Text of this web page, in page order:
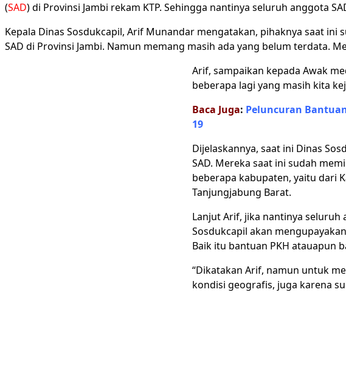
(SAD) di Provinsi Jambi rekam KTP. Sehingga nantinya seluruh anggota
Kepala Dinas Sosdukcapil, Arif Munandar mengatakan, pihaknya saat
SAD di Provinsi Jambi. Namun memang masih ada yang belum terdata.
Arif, sampaikan kepada Awak
beberapa lagi yang masih kita
Baca Juga: Peluncuran
19
Dijelaskannya, saat ini Dinas
SAD. Mereka saat ini sudah
beberapa kabupaten, yaitu dari
Tanjungjabung Barat.
Lanjut Arif, jika nantinya seluruh
Sosdukcapil akan
Baik itu bantuan PKH atauapun
“Dikatakan Arif, namun untuk
kondisi geografis, juga karena